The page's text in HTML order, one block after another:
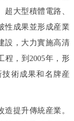
大型積體電路、
性成果並形成産業
設，大力實施高清
程，到2005年，形
術成果和名牌産
提升傳統産業。